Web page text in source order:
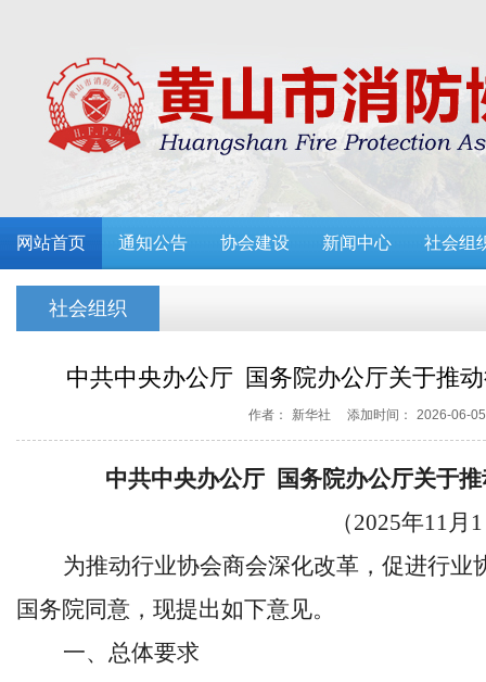
网站首页 通知公告 协会建设 新闻中心 社会组
社会组织
中共中央办公厅 国务院办公厅关于推
作者： 新华社 添加时间： 2026-06-05
中共中央办公厅 国务院办公厅关于
（2025年11月
为推动行业协会商会深化改革，促进行
国务院同意，现提出如下意见。
一、总体要求